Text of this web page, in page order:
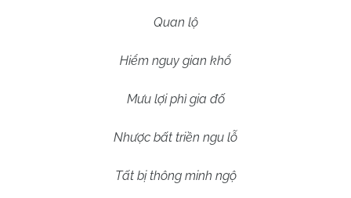
Quan lộ
Hiểm nguy gian khổ
Mưu lợi phì gia đố
Nhược bất triền ngu lỗ
Tất bị thông minh ngộ